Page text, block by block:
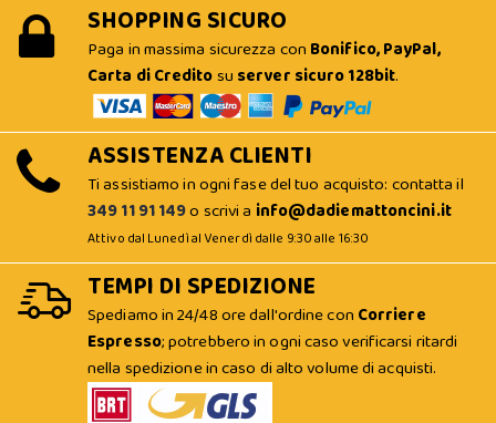
SHOPPING SICURO
Paga in massima sicurezza con Bonifico, PayPal,
Carta di Creditosu server sicuro 128bit.
ASSISTENZA CLIENTI
Ti assistiamo in ogni fase del tuo acquisto: contatta il
349 11 91 149o scrivi a info@dadiemattoncini.it
Attivo dal Lunedì al Venerdì dalle 9:30 alle 16:30
TEMPI DI SPEDIZIONE
Spediamo in 24/48 ore dall'ordine con Corriere
Espresso; potrebbero in ogni caso verificarsi ritardi
nella spedizione in caso di alto volume di acquisti.